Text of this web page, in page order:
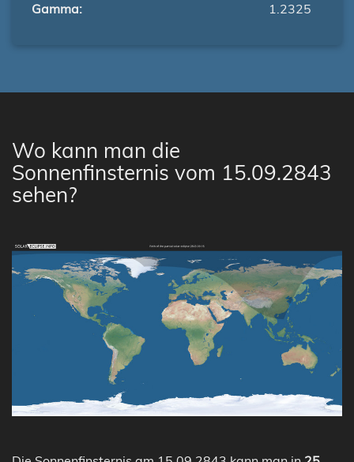
Gamma:
1.2325
Wo kann man die
Sonnenfinsternis vom 15.09.2843
sehen?